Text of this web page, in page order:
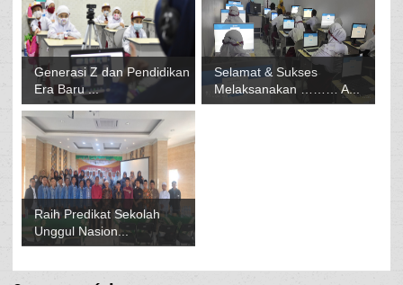
Generasi Z dan Pendidikan
Era Baru ...
Selamat & Sukses
Melaksanakan ……… A...
Raih Predikat Sekolah
Unggul Nasion...